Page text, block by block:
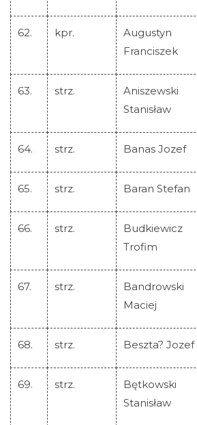
62. kpr.
Augustyn
Franciszek
63. strz.
Aniszewski
Stanisław
64. strz. Banas Jozef
65. strz. Baran Stefan
66. strz.
Budkiewicz
Trofim
67. strz.
Bandrowski
Maciej
68. strz. Beszta? Jozef
69. strz.
Bętkowski
Stanisław